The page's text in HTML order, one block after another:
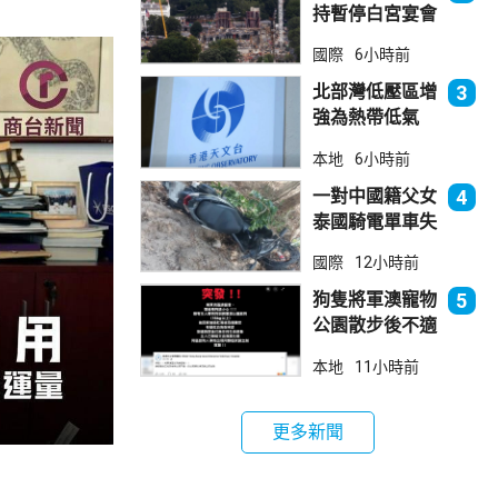
持暫停白宮宴會
國際 6小時前
北部灣低壓區增
強為熱帶低氣
本港直接威脅不
大
3
本地 6小時前
一對中國籍父女
泰國騎電單車失
傷
4
國際 12小時前
狗隻將軍澳寵物
公園散步後不適
跟進
5
本地 11小時前
更多新聞